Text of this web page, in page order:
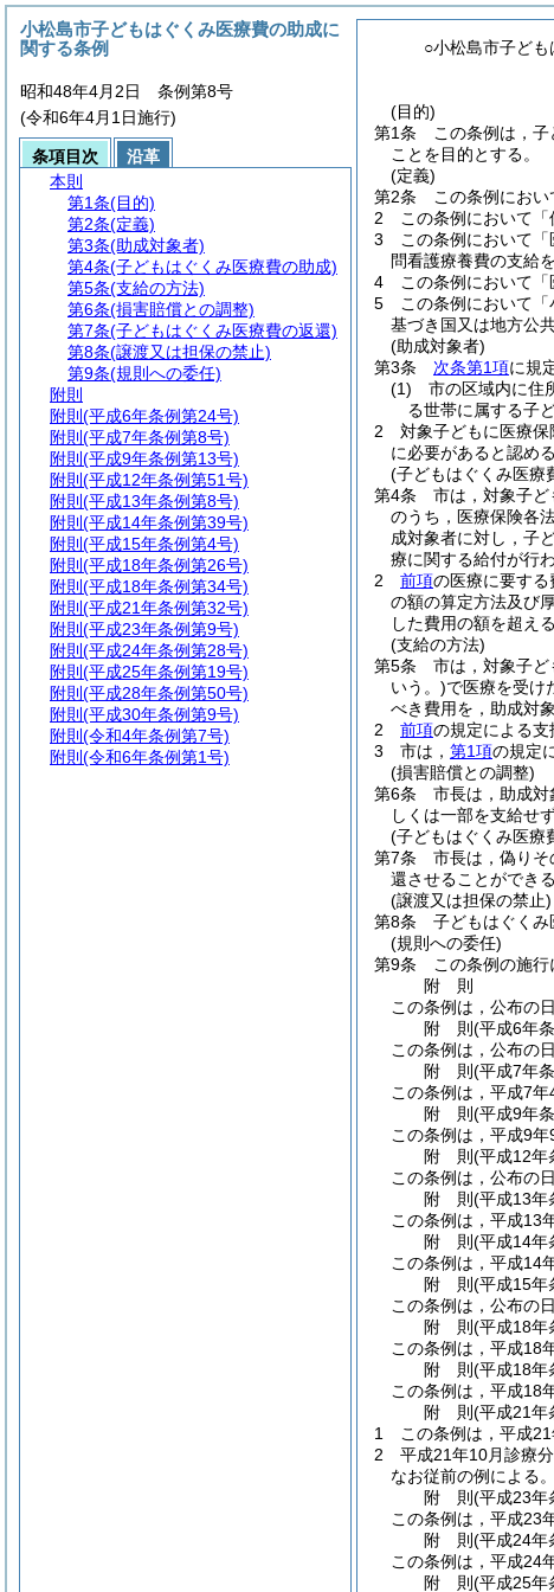
○小松島市子ど
(目的)
第1条
この条例は，
ことを目的とする。
(定義)
第2条
この条例にお
2
この条例において
3
この条例において
問看護療養費の支給を
4
この条例において
5
この条例において
基づき国又は地方公
(助成対象者)
第3条
次条第1項に規
(1)
市の区域内に住
る世帯に属する子
2
対象子どもに医療
に必要があると認め
(子どもはぐくみ医療
第4条
市は，対象子
のうち，医療保険各
成対象者に対し，子
療に関する給付が行
2
前項の医療に要す
の額の算定方法及び
した費用の額を超え
(支給の方法)
第5条
市は，対象子
いう。)で医療を受け
べき費用を，助成対
2
前項の規定による支
3
市は， 第1項の規定
(損害賠償との調整)
第6条
市長は，助成
しくは一部を支給せ
(子どもはぐくみ医療
第7条
市長は，偽り
還させることができる
(譲渡又は担保の禁止)
第8条
子どもはぐくみ
(規則への委任)
第9条
この条例の施行
附 則
この条例は，公布の
附 則(平成6年
この条例は，公布の
附 則(平成7年
この条例は，平成7年
附 則(平成9年
この条例は，平成9
附 則(平成12年
この条例は，公布の
附 則(平成13年
この条例は，平成13
附 則(平成14年
この条例は，平成14
附 則(平成15年
この条例は，公布の
附 則(平成18年
この条例は，平成18
附 則(平成18年
この条例は，平成18
附 則(平成21年
1
この条例は，平成
2
平成21年10月診療
なお従前の例による。
附 則(平成23年
この条例は，平成23
附 則(平成24年
この条例は，平成24
附 則(平成25年
小松島市子どもはぐくみ医療費の助成に
関する条例
昭和48年4月2日 条例第8号
(令和6年4月1日施行)
条項目次
沿革
本則
第1条(目的)
第2条(定義)
第3条(助成対象者)
第4条(子どもはぐくみ医療費の助成)
第5条(支給の方法)
第6条(損害賠償との調整)
第7条(子どもはぐくみ医療費の返還)
第8条(譲渡又は担保の禁止)
第9条(規則への委任)
附則
附則 (平成6年条例第24号)
附則 (平成7年条例第8号)
附則 (平成9年条例第13号)
附則 (平成12年条例第51号)
附則 (平成13年条例第8号)
附則 (平成14年条例第39号)
附則 (平成15年条例第4号)
附則 (平成18年条例第26号)
附則 (平成18年条例第34号)
附則 (平成21年条例第32号)
附則 (平成23年条例第9号)
附則 (平成24年条例第28号)
附則 (平成25年条例第19号)
附則 (平成28年条例第50号)
附則 (平成30年条例第9号)
附則 (令和4年条例第7号)
附則 (令和6年条例第1号)